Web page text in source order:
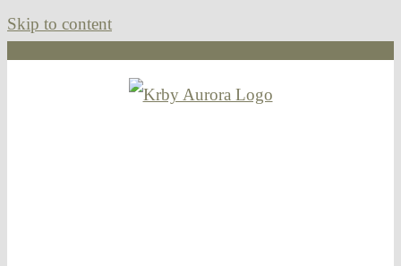
Skip to content